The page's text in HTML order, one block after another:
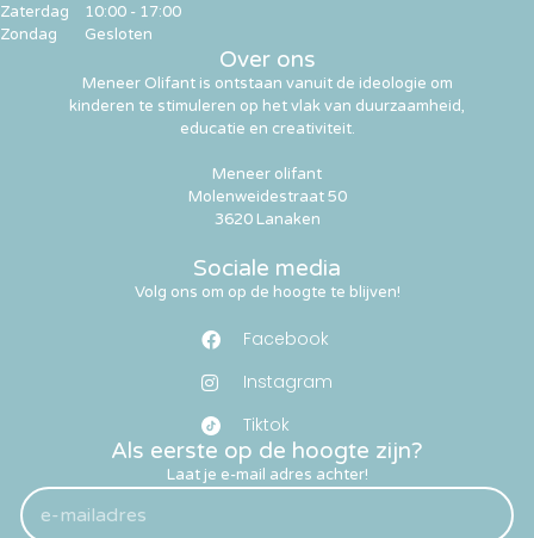
Als eerste op de hoogte zijn?
Laat je e-mail adres achter!
Sociale media
Volg ons om op de hoogte te blijven!
Facebook
Instagram
Tiktok
Over ons
Meneer Olifant is ontstaan vanuit de ideologie om
kinderen te stimuleren op het vlak van duurzaamheid,
educatie en creativiteit.
Meneer olifant
Molenweidestraat 50
3620 Lanaken
Zaterdag
Zondag
10:00 - 17:00
Gesloten